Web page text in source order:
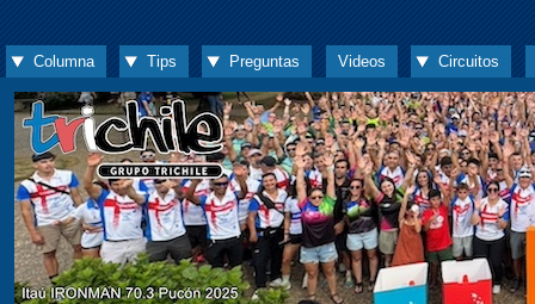
Columna Tips Preguntas Videos Circuitos